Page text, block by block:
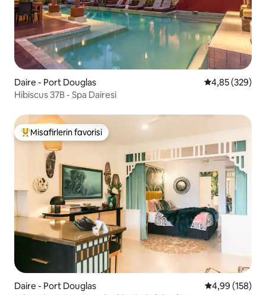
Daire - Port Douglas 5 üzerinden
4,85 (329)
Hibiscus 37B - Spa Dairesi
Misafirlerin favorilerinden en beğenilenler arasında
Misafirlerin favorisi
Daire - Port Douglas 5 üzerinden
4,99 (158)